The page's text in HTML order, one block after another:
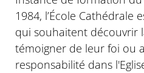
1984, l’École Cathédrale
qui souhaitent découvrir
témoigner de leur foi ou
responsabilité dans